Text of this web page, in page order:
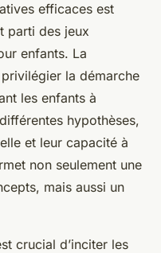
efficaces est
parti des jeux
enfants. La
la démarche
les enfants à
hypothèses,
et leur capacité à
non seulement une
mais aussi un
crucial d’inciter les